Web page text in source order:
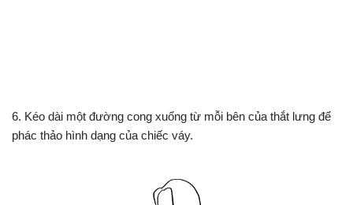
6. Kéo dài một đường cong xuống từ mỗi bên của thắt lưng để
phác thảo hình dạng của chiếc váy.